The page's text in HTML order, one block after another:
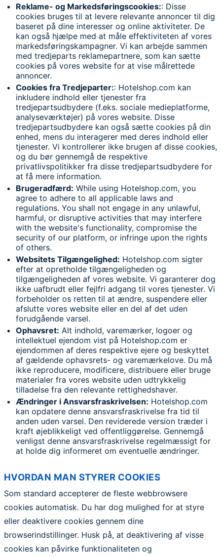
Reklame- og Markedsføringscookies:: Disse
cookies bruges til at levere relevante annoncer til dig
baseret på dine interesser og online aktiviteter. De
kan også hjælpe med at måle effektiviteten af vores
markedsføringskampagner. Vi kan arbejde sammen
med tredjeparts reklamepartnere, som kan sætte
cookies på vores website for at vise målrettede
annoncer.
Cookies fra Tredjeparter:: Hotelshop.com kan
inkludere indhold eller tjenester fra
tredjepartsudbydere (f.eks. sociale medieplatforme,
analyseværktøjer) på vores website. Disse
tredjepartsudbydere kan også sætte cookies på din
enhed, mens du interagerer med deres indhold eller
tjenester. Vi kontrollerer ikke brugen af disse cookies,
og du bør gennemgå de respektive
privatlivspolitikker fra disse tredjepartsudbydere for
at få mere information.
Brugeradfærd: While using Hotelshop.com, you
agree to adhere to all applicable laws and
regulations. You shall not engage in any unlawful,
harmful, or disruptive activities that may interfere
with the website's functionality, compromise the
security of our platform, or infringe upon the rights
of others.
Websitets Tilgængelighed: Hotelshop.com sigter
efter at opretholde tilgængeligheden og
tilgængeligheden af vores website. Vi garanterer dog
ikke uafbrudt eller fejlfri adgang til vores tjenester. Vi
forbeholder os retten til at ændre, suspendere eller
afslutte vores website eller en del af det uden
forudgående varsel.
Ophavsret: Alt indhold, varemærker, logoer og
intellektuel ejendom vist på Hotelshop.com er
ejendommen af deres respektive ejere og beskyttet
af gældende ophavsrets- og varemærkelove. Du må
ikke reproducere, modificere, distribuere eller bruge
materialer fra vores website uden udtrykkelig
tilladelse fra den relevante rettighedshaver.
Ændringer i Ansvarsfraskrivelsen: Hotelshop.com
kan opdatere denne ansvarsfraskrivelse fra tid til
anden uden varsel. Den reviderede version træder i
kraft øjeblikkeligt ved offentliggørelse. Gennemgå
venligst denne ansvarsfraskrivelse regelmæssigt for
at holde dig informeret om eventuelle ændringer.
HVORDAN MAN STYRER COOKIES
Som standard accepterer de fleste webbrowsere
cookies automatisk. Du har dog mulighed for at styre
eller deaktivere cookies gennem dine
browserindstillinger. Husk på, at deaktivering af visse
cookies kan påvirke funktionaliteten og